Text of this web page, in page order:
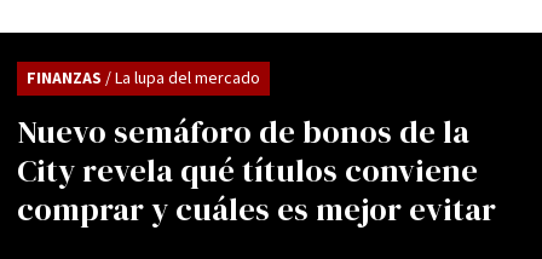
Nuevo semáforo de bonos de la
City revela qué títulos conviene
comprar y cuáles es mejor evitar
FINANZAS / La lupa del mercado